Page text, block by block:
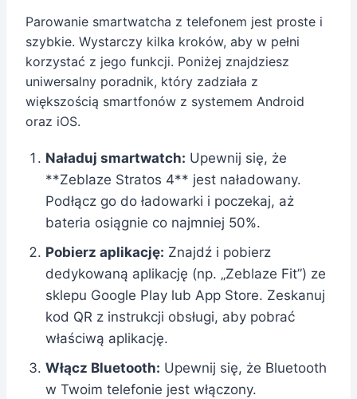
Parowanie smartwatcha z telefonem jest proste i
szybkie. Wystarczy kilka kroków, aby w pełni
korzystać z jego funkcji. Poniżej znajdziesz
uniwersalny poradnik, który zadziała z
większością smartfonów z systemem Android
oraz iOS.
Naładuj smartwatch: Upewnij się, że
**Zeblaze Stratos 4** jest naładowany.
Podłącz go do ładowarki i poczekaj, aż
bateria osiągnie co najmniej 50%.
Pobierz aplikację: Znajdź i pobierz
dedykowaną aplikację (np. „Zeblaze Fit”) ze
sklepu Google Play lub App Store. Zeskanuj
kod QR z instrukcji obsługi, aby pobrać
właściwą aplikację.
Włącz Bluetooth: Upewnij się, że Bluetooth
w Twoim telefonie jest włączony.